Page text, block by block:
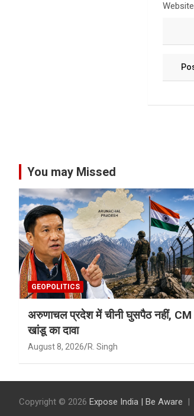
Website
You may Missed
GEOPOLITICS
अरुणाचल प्रदेश में चीनी घुसपैठ नहीं, CM
खांडू का दावा
August 8, 2026 R. Singh
Copyright © 2026 Expose India | Be Aware